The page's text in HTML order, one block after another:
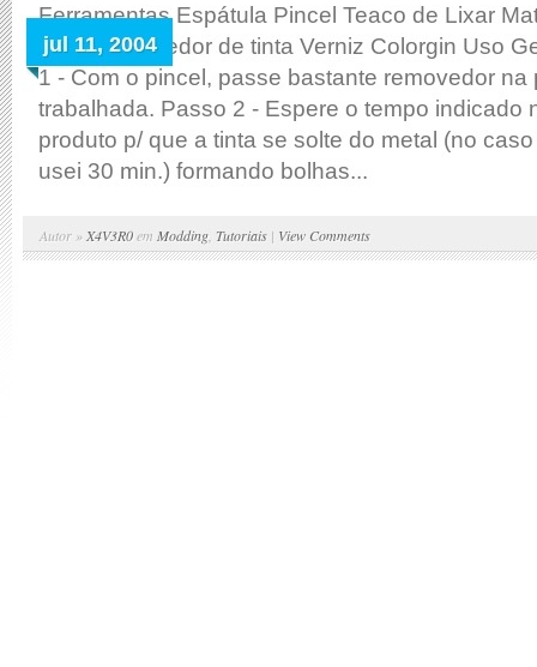
jul 11, 2004
Ferramentas Espátula Pincel Teaco de Lixar
ferro Removedor de tinta Verniz Colorgin Uso
1 - Com o pincel, passe bastante removedor na
trabalhada. Passo 2 - Espere o tempo indicado
produto p/ que a tinta se solte do metal (no
usei 30 min.) formando bolhas...
Autor » X4V3R0em Modding Tutoriais | View Comments